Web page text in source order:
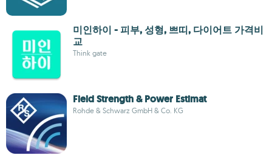
미인하이 - 피부, 성형, 쁘띠, 다이어트 가격비
교
Think gate
Field Strength & Power Estimat
Rohde & Schwarz GmbH & Co. KG